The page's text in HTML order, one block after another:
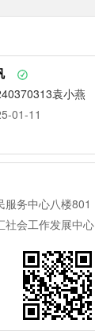
袁小燕
01-11
务中心八楼801
会工作发展中心